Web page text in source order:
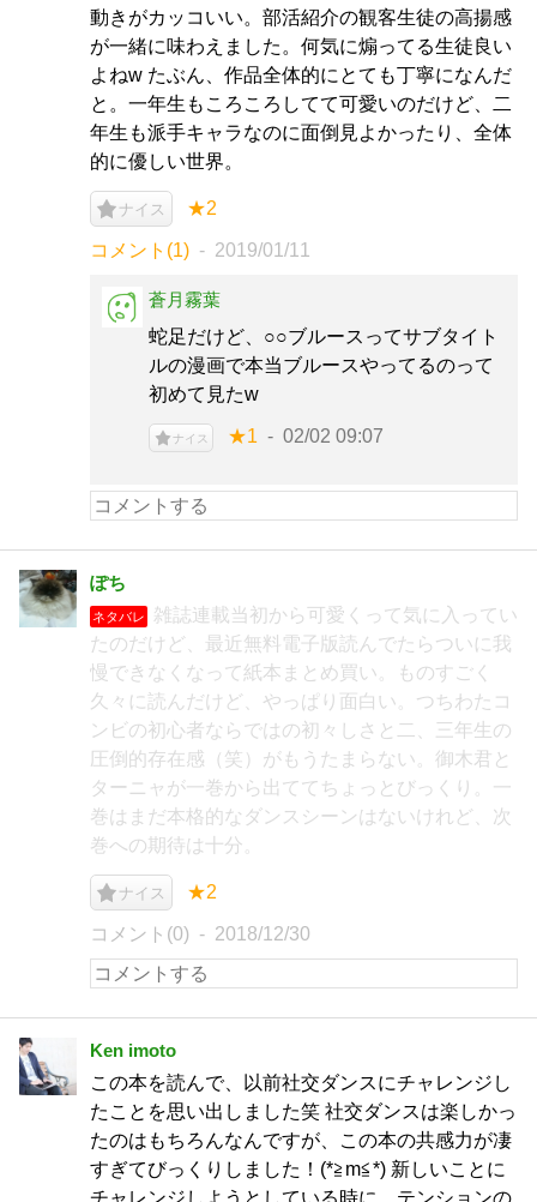
動きがカッコいい。部活紹介の観客生徒の高揚感
が一緒に味わえました。何気に煽ってる生徒良い
よねw たぶん、作品全体的にとても丁寧になんだ
と。一年生もころころしてて可愛いのだけど、二
年生も派手キャラなのに面倒見よかったり、全体
的に優しい世界。
ナイス ★2
コメント(1) 2019/01/11
蒼月霧葉
蛇足だけど、○○ブルースってサブタイト
ルの漫画で本当ブルースやってるのって
初めて見たw
ナイス ★1 02/02 09:07
ぽち
ネタバレ
雑誌連載当初から可愛くって気に入ってい
たのだけど、最近無料電子版読んでたらついに我
慢できなくなって紙本まとめ買い。ものすごく
久々に読んだけど、やっぱり面白い。つちわたコ
ンビの初心者ならではの初々しさと二、三年生の
圧倒的存在感（笑）がもうたまらない。御木君と
ターニャが一巻から出ててちょっとびっくり。一
巻はまだ本格的なダンスシーンはないけれど、次
巻への期待は十分。
ナイス ★2
コメント(0) 2018/12/30
Ken imoto
この本を読んで、以前社交ダンスにチャレンジし
たことを思い出しました笑 社交ダンスは楽しかっ
たのはもちろんなんですが、この本の共感力が凄
すぎてびっくりしました！(*≧m≦*) 新しいことに
チャレンジしようとしている時に、テンションの